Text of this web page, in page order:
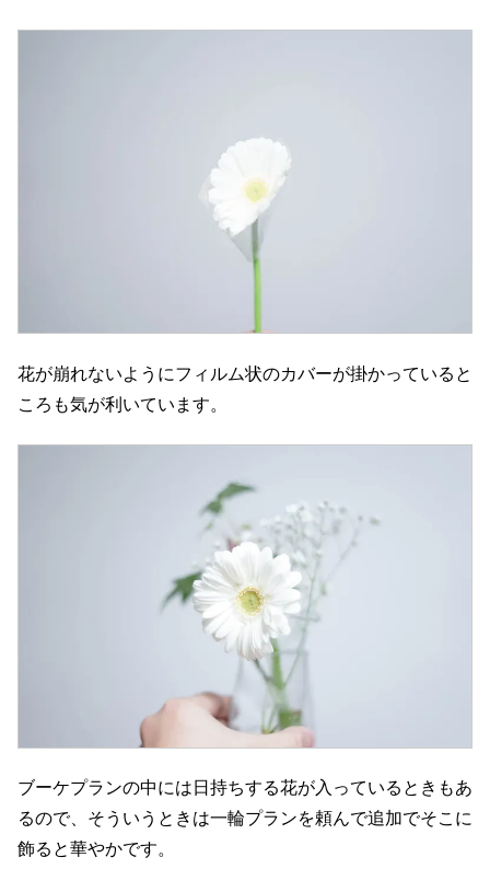
花が崩れないようにフィルム状のカバーが掛かっていると
ころも気が利いています。
ブーケプランの中には日持ちする花が入っているときもあ
るので、そういうときは一輪プランを頼んで追加でそこに
飾ると華やかです。